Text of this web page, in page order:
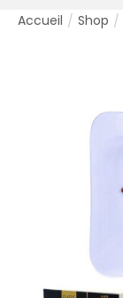
Accueil / Shop /